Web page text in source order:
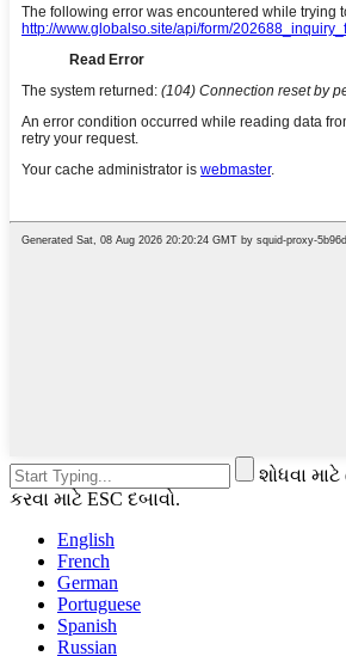
શોધવા
કરવા માટે ESC દબાવો.
English
French
German
Portuguese
Spanish
Russian